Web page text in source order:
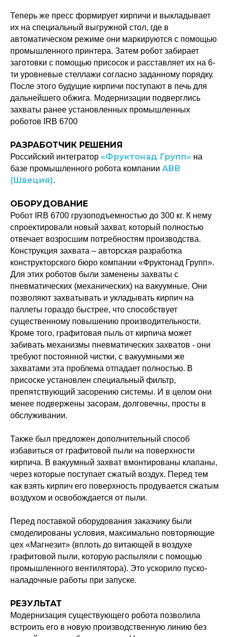
Теперь же пресс формирует кирпичи и выкладывает
их на специальный выгружной стол, где в
автоматическом режиме они маркируются с помощью
промышленного принтера. Затем робот забирает
заготовки с помощью присосок и расставляет их на 6-
ти уровневые стеллажи согласно заданному порядку.
После этого будущие кирпичи поступают в печь для
дальнейшего обжига. Модернизации подверглись
захваты ранее установленных промышленных
роботов IRB 6700
РАЗРАБОТЧИК РЕШЕНИЯ
Российский интегратор «Фруктонад Групп» на
базе промышленного робота компании ABB
(Швеция).
ОБОРУДОВАНИЕ
Робот IRB 6700 грузоподъемностью до 300 кг. К нему
спроектировали новый захват, который полностью
отвечает возросшим потребностям производства.
Конструкция захвата – авторская разработка
конструкторского бюро компании «Фруктонад Групп».
Для этих роботов были заменены захваты с
пневматических (механических) на вакуумные. Они
позволяют захватывать и укладывать кирпич на
паллеты гораздо быстрее, что способствует
существенному повышению производительности.
Кроме того, графитовая пыль от кирпича может
забивать механизмы пневматических захватов - они
требуют постоянной чистки, с вакуумными же
захватами эта проблема отпадает полностью. В
присоске установлен специальный фильтр,
препятствующий засорению системы. И в целом они
менее подвержены засорам, долговечны, просты в
обслуживании.
Также был предложен дополнительный способ
избавиться от графитовой пыли на поверхности
кирпича. В вакуумный захват вмонтированы клапаны,
через которые поступает сжатый воздух. Перед тем
как взять кирпич его поверхность продувается сжатым
воздухом и освобождается от пыли.
Перед поставкой оборудования заказчику были
смоделированы условия, максимально повторяющие
цех «Магнезит» (вплоть до витающей в воздухе
графитовой пыли, которую распыляли с помощью
промышленного вентилятора). Это ускорило пуско-
наладочные работы при запуске.
РЕЗУЛЬТАТ
Модернизация существующего робота позволила
встроить его в новую производственную линию без